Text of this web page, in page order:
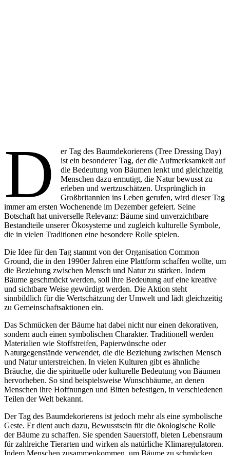
D
er Tag des Baumdekorierens (Tree Dressing Day)
ist ein besonderer Tag, der die Aufmerksamkeit auf
die Bedeutung von Bäumen lenkt und gleichzeitig
Menschen dazu ermutigt, die Natur bewusst zu
erleben und wertzuschätzen. Ursprünglich in
Großbritannien ins Leben gerufen, wird dieser Tag
immer am ersten Wochenende im Dezember gefeiert. Seine
Botschaft hat universelle Relevanz: Bäume sind unverzichtbare
Bestandteile unserer Ökosysteme und zugleich kulturelle Symbole,
die in vielen Traditionen eine besondere Rolle spielen.
Die Idee für den Tag stammt von der Organisation Common
Ground, die in den 1990er Jahren eine Plattform schaffen wollte, um
die Beziehung zwischen Mensch und Natur zu stärken. Indem
Bäume geschmückt werden, soll ihre Bedeutung auf eine kreative
und sichtbare Weise gewürdigt werden. Die Aktion steht
sinnbildlich für die Wertschätzung der Umwelt und lädt gleichzeitig
zu Gemeinschaftsaktionen ein.
Das Schmücken der Bäume hat dabei nicht nur einen dekorativen,
sondern auch einen symbolischen Charakter. Traditionell werden
Materialien wie Stoffstreifen, Papierwünsche oder
Naturgegenstände verwendet, die die Beziehung zwischen Mensch
und Natur unterstreichen. In vielen Kulturen gibt es ähnliche
Bräuche, die die spirituelle oder kulturelle Bedeutung von Bäumen
hervorheben. So sind beispielsweise Wunschbäume, an denen
Menschen ihre Hoffnungen und Bitten befestigen, in verschiedenen
Teilen der Welt bekannt.
Der Tag des Baumdekorierens ist jedoch mehr als eine symbolische
Geste. Er dient auch dazu, Bewusstsein für die ökologische Rolle
der Bäume zu schaffen. Sie spenden Sauerstoff, bieten Lebensraum
für zahlreiche Tierarten und wirken als natürliche Klimaregulatoren.
Indem Menschen zusammenkommen, um Bäume zu schmücken,